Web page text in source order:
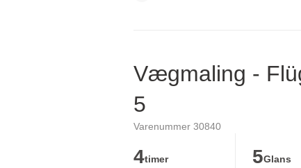
Vægmaling -
5
Varenummer 30840
4timer
5Glans